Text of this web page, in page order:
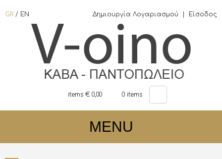
GR / EN Δημιουργία Λογαριασμού Είσοδος
items € 0,00 0 items
MENU